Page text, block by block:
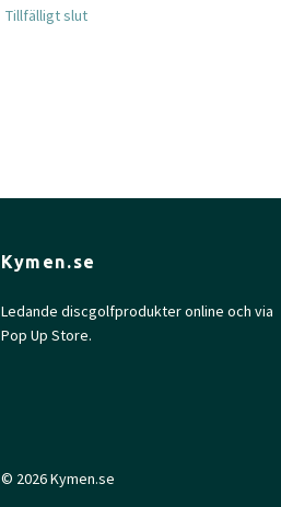
Tillfälligt slut
Kymen.se
Ledande discgolfprodukter online och via
Pop Up Store.
© 2026 Kymen.se